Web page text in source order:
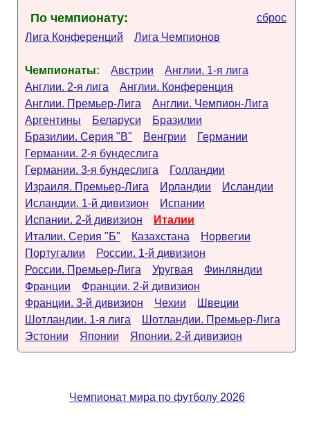
По чемпионату:
сброс
Лига Конференций
Лига Чемпионов
Чемпионаты: Австрии
Англии. 1-я лига
Англии. 2-я лига
Англии. Конференция
Англии. Премьер-Лига
Англии. Чемпион-Лига
Аргентины
Беларуси
Бразилии
Бразилии. Серия "B"
Венгрии
Германии
Германии. 2-я бундеслига
Германии. 3-я бундеслига
Голландии
Израиля. Премьер-Лига
Ирландии
Исландии
Исландии. 1-й дивизион
Испании
Испании. 2-й дивизион
Италии
Италии. Серия "Б"
Казахстана
Норвегии
Португалии
России. 1-й дивизион
России. Премьер-Лига
Уругвая
Финляндии
Франции
Франции. 2-й дивизион
Франции. 3-й дивизион
Чехии
Швеции
Шотландии. 1-я лига
Шотландии. Премьер-Лига
Эстонии
Японии Японии. 2-й дивизион
Чемпионат мира по футболу 2026